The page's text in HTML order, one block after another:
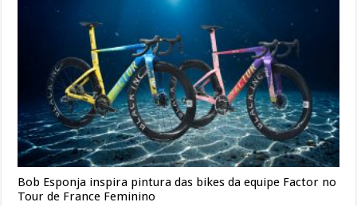
Bob Esponja inspira pintura das bikes da equipe Factor no
Tour de France Feminino